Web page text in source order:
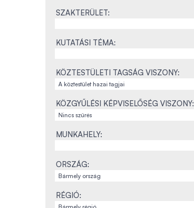
SZAKTERÜLET:
KUTATÁSI TÉMA:
KÖZTESTÜLETI TAGSÁG VISZONY:
KÖZGYŰLÉSI KÉPVISELŐSÉG VISZONY:
MUNKAHELY:
ORSZÁG:
RÉGIÓ: